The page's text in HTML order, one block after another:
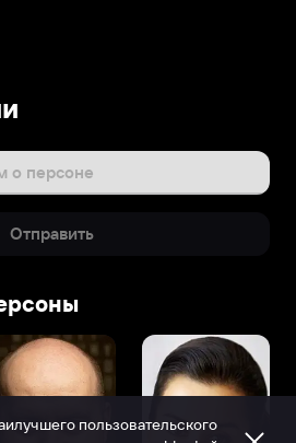
о персоне
Отправить
пользовательского